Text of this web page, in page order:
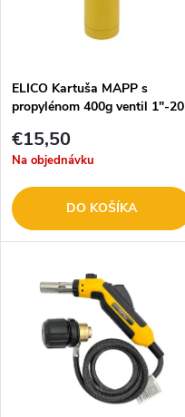
e
p
r
o
s
p
r
o
ELICO Kartuša MAPP s
propylénom 400g ventil 1"-20
€15,50
Na objednávku
DO KOŠÍKA